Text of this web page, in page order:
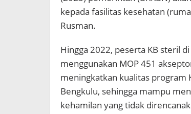
kepada fasilitas kesehatan
Rusman.
Hingga 2022, peserta KB steril
menggunakan MOP 451
meningkatkan kualitas program
Bengkulu, sehingga mampu
kehamilan yang tidak